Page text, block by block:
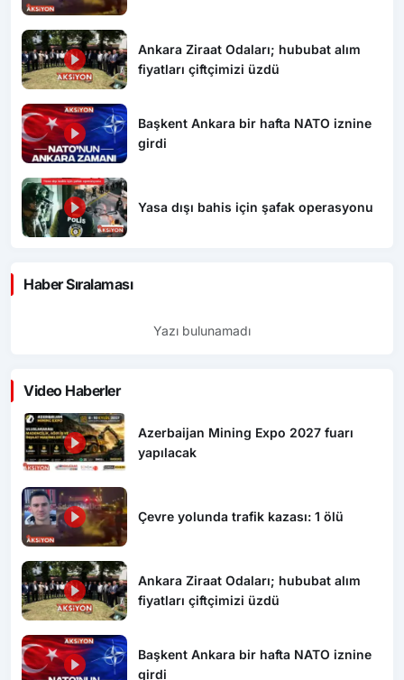
Ankara Ziraat Odaları; hububat alım
fiyatları çiftçimizi üzdü
Başkent Ankara bir hafta NATO iznine
girdi
Yasa dışı bahis için şafak operasyonu
Haber Sıralaması
Yazı bulunamadı
Video Haberler
Azerbaijan Mining Expo 2027 fuarı
yapılacak
Çevre yolunda trafik kazası: 1 ölü
Ankara Ziraat Odaları; hububat alım
fiyatları çiftçimizi üzdü
Başkent Ankara bir hafta NATO iznine
girdi